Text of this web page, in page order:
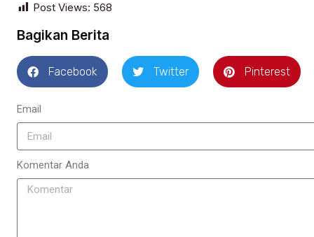
Post Views: 568
Bagikan Berita
Facebook Twitter Pinterest
Email
Komentar Anda